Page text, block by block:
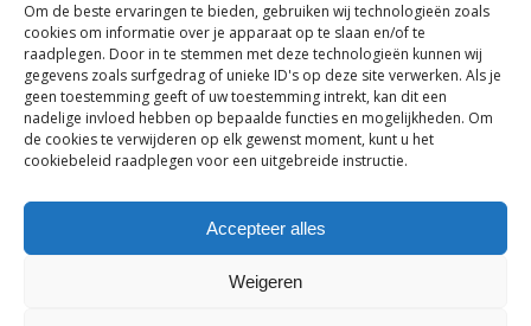
Om de beste ervaringen te bieden, gebruiken wij technologieën zoals
cookies om informatie over je apparaat op te slaan en/of te
raadplegen. Door in te stemmen met deze technologieën kunnen wij
gegevens zoals surfgedrag of unieke ID's op deze site verwerken. Als je
geen toestemming geeft of uw toestemming intrekt, kan dit een
nadelige invloed hebben op bepaalde functies en mogelijkheden. Om
de cookies te verwijderen op elk gewenst moment, kunt u het
cookiebeleid raadplegen voor een uitgebreide instructie.
Accepteer alles
Weigeren
Beloningsbeleid
Ik wil graag op de hoogte blijven